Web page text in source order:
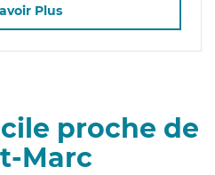
Plus
proche de
Marc